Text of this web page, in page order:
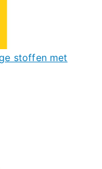
stoffen met